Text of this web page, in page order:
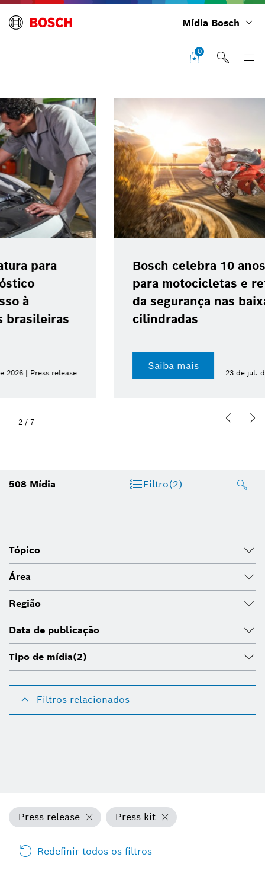
Mídia Bosch
0
Bosch celebra 10 anos do ABS 10
para motocicletas e reforça avanço
da segurança nas baixas
cilindradas
23 de jul. de 2026 | Press release
2 / 7
508 Mídia Filtro(2)
Tópico
Área
Região
Data de publicação
Tipo de mídia(2)
Filtros relacionados
Press release Press kit
Redefinir todos os filtros